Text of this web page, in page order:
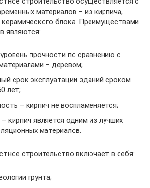
материалов – из кирпича,
керамического блока. Преимуществами
являются:
прочности по сравнению с
– деревом;
срок эксплуатации зданий сроком
лет;
– кирпич не воспламеняется;
кирпич является одним из лучших
материалов.
строительство включает в себя:
грунта;